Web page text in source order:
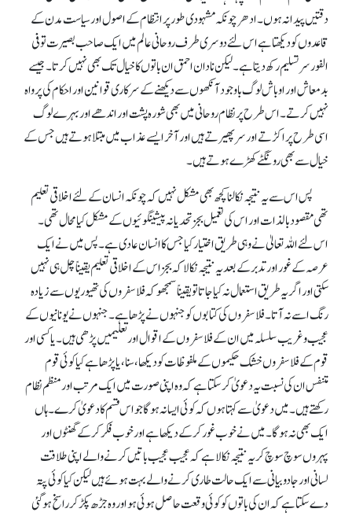
دقتیں پیدا نہ ہوں۔ ادھر چونکہ مشہودی طور پر انتظام کے اصول اور سیاست مدن کے
قاعدوں کو دیکھتا ہے اس لئے دوسری طرف روحانی عالم میں ایک صاحب بصیرت تو فی
الفور سر تسلیم رکھ دیتا ہے۔لیکن نادان احمق ان باتوں کا خیال تک بھی نہیں کرتا ۔ جیسے
بدمعاش اور اوباش لوگ باوجود آنکھوں سے دیکھنے کے سرکاری قوانین اور احکام کی پرواہ
نہیں کرتے ۔ اس طرح پر نظام روحانی میں بھی شورہ پشت اور اندھے اور بہرے لوگ
اسی طرح پر اکڑتے اور سر پھیرتے ہیں اور آخر ایسے عذاب میں مبتلا ہوتے ہیں جس کے
خیال سے بھی رونگٹے کھڑے ہو تے ہیں۔
پس اس سے یہ نتیجہ نکالنا کچھ بھی مشکل نہیں کہ چونکہ انسان کے لئے اخلاقی تعلیم
تھی مقصود بالذات اور اس کی تعمیل بجز تحدیانہ پیشینگوئیوں کے مشکل کیا محال تھی۔
اس لئے اللہ تعالیٰ نے وہی طریق اختیار کیا جس کا انسان عادی ہے ۔ پس میں نے ایک
عرصہ کے غور اور تدبر کے بعد یہ نتیجہ نکالا کہ بجز اس کے اخلاقی تعلیم یقیناًچل ہی نہیں
سکتی اور اگر یہ طریق استعمال نہ کیا جاتا تو یقیناًسمجھو کہ فلاسفروں کی تھیوریوں سے زیادہ
رنگ اسے نہ آتا۔ فلاسفروں کی کتابوں کو جنہوں نے پڑھا ہے ۔ جنہوں نے یونانیوں کے
عجیب و غریب سلسلہ میں ان کے فلاسفروں کے اقوال اور تعلیمیں پڑھی ہیں۔ یا کسی اور
قوم کے فلاسفروں خشک حکیموں کے ملفوظات کو دیکھا ، سنا، یا پڑھا ہے کیا کوئی قوم
متنفس ان کی نسبت یہ دعویٰ کر سکتا ہے کہ وہ اپنی صورت میں ایک مرتب اور منظم نظام
رکھتے ہیں۔ میں دعویٰ سے کہتا ہوں کہ کوئی ایسا نہ ہوگا جو ا س قسم کا دعویٰ کرے۔ ہاں
ایک بھی نہ ہوگا۔ میں نے خوب غور کر کے دیکھا ہے اور خوب فکر کر کے گھنٹوں اور
پہروں سوچ سوچ کر یہ نتیجہ نکالا ہے کہ عجیب عجیب باتیں کرنے والے اپنی طلاقت
لسانی اورجادو بیانی سے ایک حالت طاری کرنے والے بہت ہوئے ہیں لیکن کیا کوئی پتہ
دے سکتا ہے کہ ان کی باتوں کو کوئی وقعت حاصل ہوئی ہو اور وہ جڑھ پکڑ کر راسخ ہو گئی